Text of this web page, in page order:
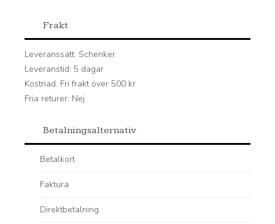
Frakt
Leveranssätt: Schenker
Leveranstid: 5 dagar
Kostnad: Fri frakt över 500 kr
Fria returer: Nej
Betalningsalternativ
Betalkort
Faktura
Direktbetalning